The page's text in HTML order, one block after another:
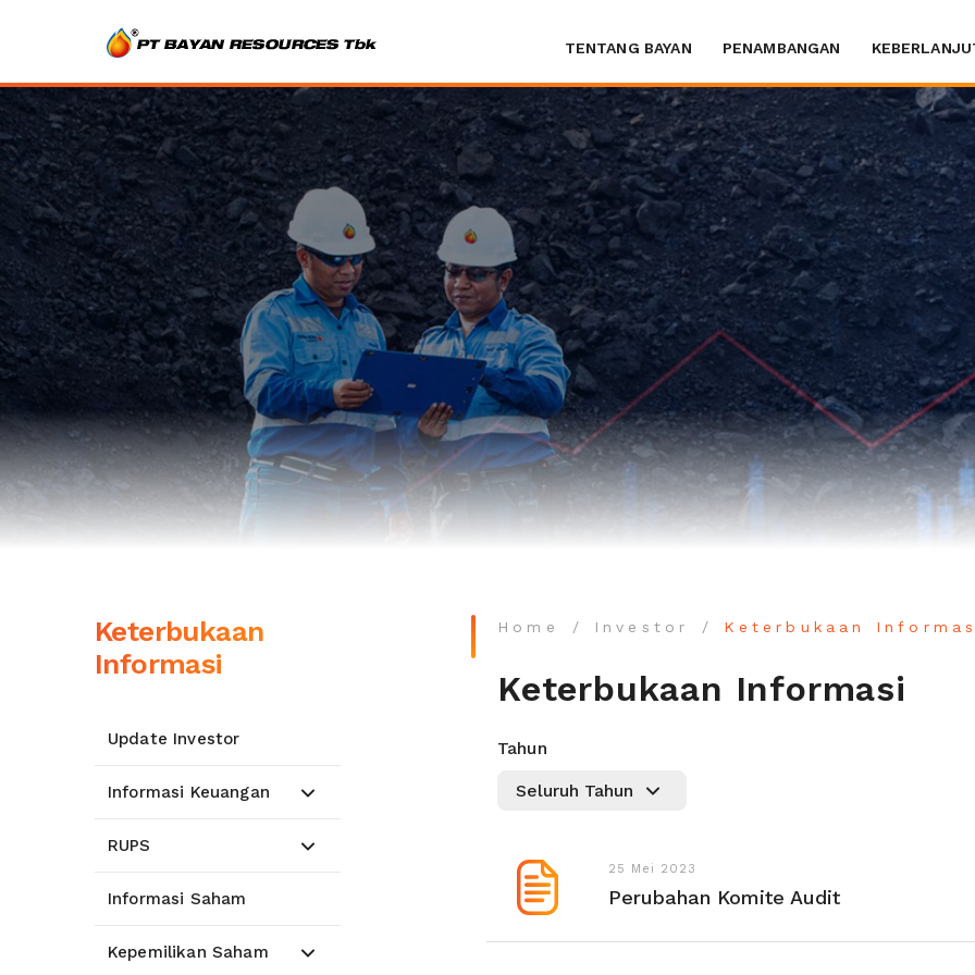
TENTANG BAYAN PENAMBANGAN
Keterbukaan
Informasi
Update Investor
Informasi Keuangan
RUPS
Informasi Saham
Kepemilikan Saham
Home Investor Keterbukaan
Keterbukaan Informasi
Tahun
25 Mei 2023
Perubahan Komite Audit